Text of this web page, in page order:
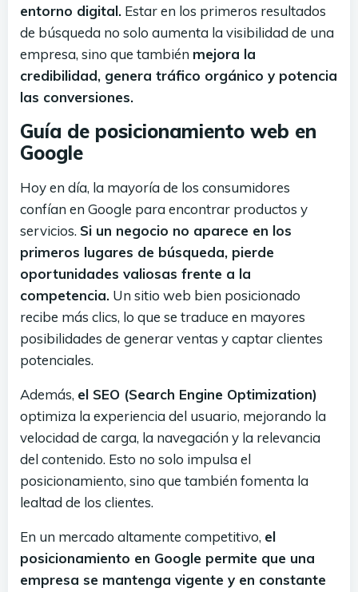
entorno digital. Estar en los primeros resultados
de búsqueda no solo aumenta la visibilidad de una
empresa, sino que también mejora la
credibilidad, genera tráfico orgánico y potencia
las conversiones.
Guía de posicionamiento web en
Google
Hoy en día, la mayoría de los consumidores
confían en Google para encontrar productos y
servicios. Si un negocio no aparece en los
primeros lugares de búsqueda, pierde
oportunidades valiosas frente a la
competencia. Un sitio web bien posicionado
recibe más clics, lo que se traduce en mayores
posibilidades de generar ventas y captar clientes
potenciales.
Además, el SEO (Search Engine Optimization)
optimiza la experiencia del usuario, mejorando la
velocidad de carga, la navegación y la relevancia
del contenido. Esto no solo impulsa el
posicionamiento, sino que también fomenta la
lealtad de los clientes.
En un mercado altamente competitivo, el
posicionamiento en Google permite que una
empresa se mantenga vigente y en constante